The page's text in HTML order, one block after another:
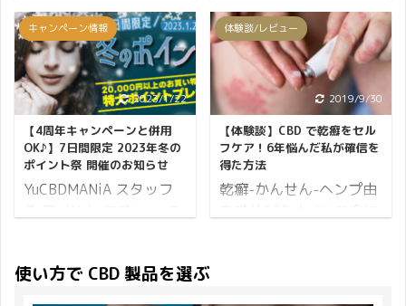
てすぐにCBDパッチが人
気である理由がわかりま
した。 それでは早速、
CBDパッチについてレビ
ューしていきましょう。
まずは、CBDパッチの使
い方からご紹介です。
Shea Brand CBD パッチ
の使い方 体用：CBD ...
てきます。 どんな状況で
も CBD 製品は「変化」
にも「不変」にも役立
ち、僕たちの生活を支え
てくれるもの。 そこで
CBDMANiA ではひとりで
も多くの人に CBD 製品
をご利用いただきたく思
い、スプリングキャンペ
5月31日まで CBDMANiA
限定♪ まとめ買い割キャ
ンペーンを実施します！
まとめ買い適用となるア
イテムは… 吸う CBD カ
ートリッジ 単品とセット
全商品 となります♪ この
キャンペーンは5月限定
です！ それでは詳細をお
イプが、単品もセットも
この頃♪ いかがお過ごし
でしょうか？ 東京では雨
が続き満開の時期はほん
のひとときでした。 そん
な儚さも素敵ですよね。
長い冬は終わり、春の暖
かい陽気が気分もテンシ
ョンも上げてくれます。
そんな年度越しの時期に
キャンペーン情報
2023/1/22
【4周年キャンペーンと併用
OK♪】7日間限定 2023年冬の
ポイント祭 開催のお知らせ
YuCBDMANiA スタッフ
大寒（だいかん）の時期
体験談/レビュー
2019/9/30
【体験談】CBD で乾癬をセル
フケア！6年悩んだ私が確信を
得た方法
乾癬-かんせん-ヘンプ由
使い方で CBD 製品を選ぶ